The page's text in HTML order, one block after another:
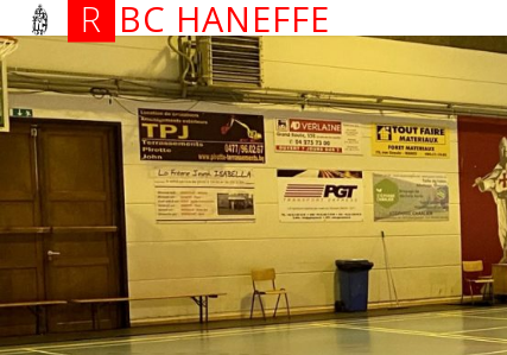
R BC HANEFFE